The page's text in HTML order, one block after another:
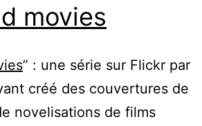
movies
” : une série sur Flickr par
créé des couvertures de
novelisations de films